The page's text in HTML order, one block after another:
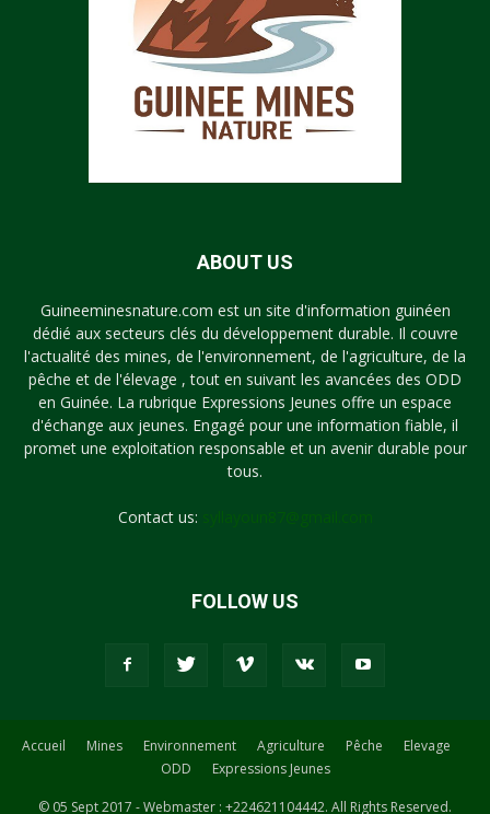
ABOUT US
Guineeminesnature.com est un site d'information guinéen
dédié aux secteurs clés du développement durable. Il couvre
l'actualité des mines, de l'environnement, de l'agriculture, de la
pêche et de l'élevage , tout en suivant les avancées des ODD
en Guinée. La rubrique Expressions Jeunes offre un espace
d'échange aux jeunes. Engagé pour une information fiable, il
promet une exploitation responsable et un avenir durable pour
tous.
Contact us:
FOLLOW US
Accueil Mines Environnement Agriculture Pêche
Elevage
ODD
Expressions Jeunes
© 05 Sept 2017 - Webmaster : +224621104442. All Rights Reserved.